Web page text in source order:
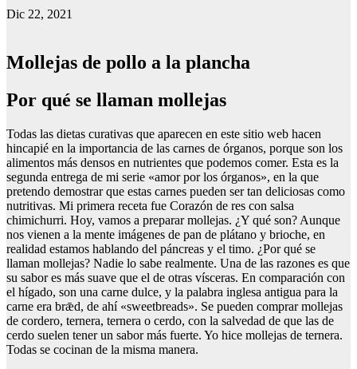
Dic 22, 2021
Mollejas de pollo a la plancha
Por qué se llaman mollejas
Todas las dietas curativas que aparecen en este sitio web hacen
hincapié en la importancia de las carnes de órganos, porque son los
alimentos más densos en nutrientes que podemos comer. Esta es la
segunda entrega de mi serie «amor por los órganos», en la que
pretendo demostrar que estas carnes pueden ser tan deliciosas como
nutritivas. Mi primera receta fue Corazón de res con salsa
chimichurri. Hoy, vamos a preparar mollejas. ¿Y qué son? Aunque
nos vienen a la mente imágenes de pan de plátano y brioche, en
realidad estamos hablando del páncreas y el timo. ¿Por qué se
llaman mollejas? Nadie lo sabe realmente. Una de las razones es que
su sabor es más suave que el de otras vísceras. En comparación con
el hígado, son una carne dulce, y la palabra inglesa antigua para la
carne era brǣd, de ahí «sweetbreads». Se pueden comprar mollejas
de cordero, ternera, ternera o cerdo, con la salvedad de que las de
cerdo suelen tener un sabor más fuerte. Yo hice mollejas de ternera.
Todas se cocinan de la misma manera.